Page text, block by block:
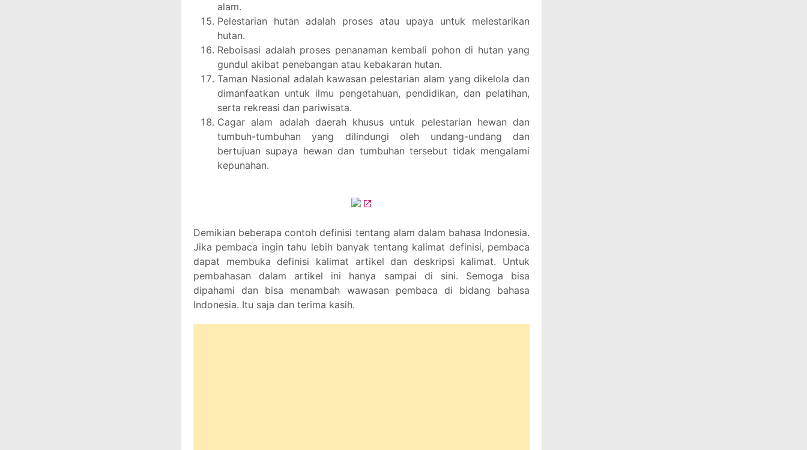
alam.
Pelestarian hutan adalah proses atau upaya untuk melestarikan
hutan.
Reboisasi adalah proses penanaman kembali pohon di hutan yang
gundul akibat penebangan atau kebakaran hutan.
Taman Nasional adalah kawasan pelestarian alam yang dikelola dan
dimanfaatkan untuk ilmu pengetahuan, pendidikan, dan pelatihan,
serta rekreasi dan pariwisata.
Cagar alam adalah daerah khusus untuk pelestarian hewan dan
tumbuh-tumbuhan yang dilindungi oleh undang-undang dan
bertujuan supaya hewan dan tumbuhan tersebut tidak mengalami
kepunahan.
Demikian beberapa contoh definisi tentang alam dalam bahasa Indonesia.
Jika pembaca ingin tahu lebih banyak tentang kalimat definisi, pembaca
dapat membuka definisi kalimat artikel dan deskripsi kalimat. Untuk
pembahasan dalam artikel ini hanya sampai di sini. Semoga bisa
dipahami dan bisa menambah wawasan pembaca di bidang bahasa
Indonesia. Itu saja dan terima kasih.